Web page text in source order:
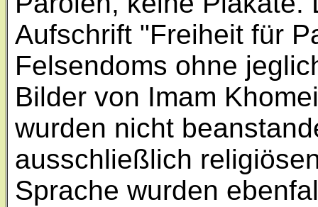
Aufschrift "Freiheit für
Felsendoms ohne
Bilder von Imam
wurden nicht
ausschließlich
Sprache wurden